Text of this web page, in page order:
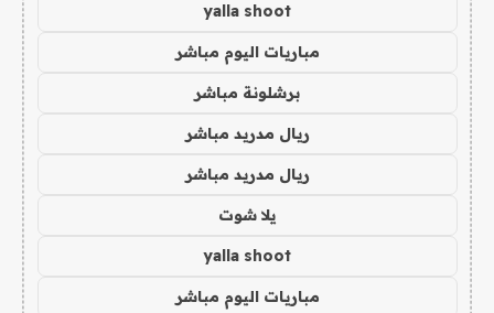
yalla shoot
مباريات اليوم مباشر
برشلونة مباشر
ريال مدريد مباشر
ريال مدريد مباشر
يلا شوت
yalla shoot
مباريات اليوم مباشر